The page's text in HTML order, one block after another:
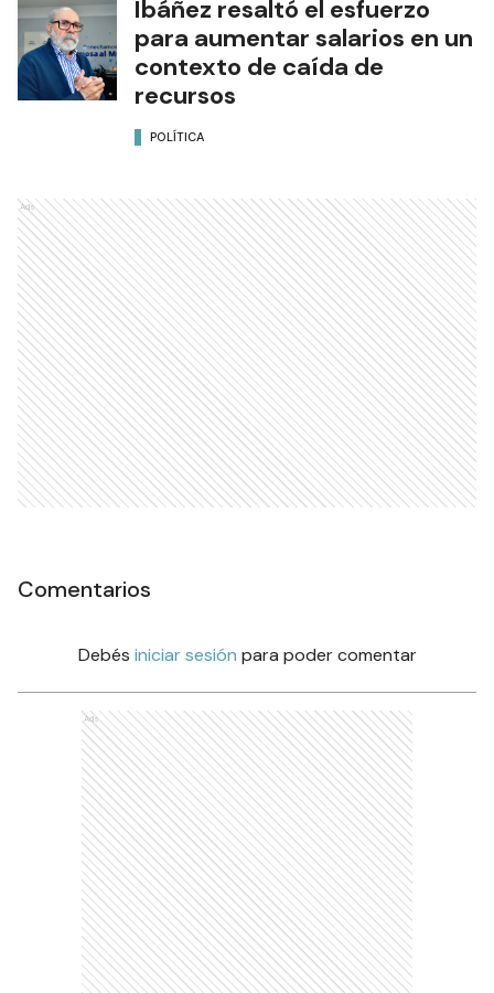
Ibáñez resaltó el esfuerzo
para aumentar salarios en un
contexto de caída de
recursos
POLÍTICA
Ads
Comentarios
Debés iniciar sesión para poder comentar
Ads